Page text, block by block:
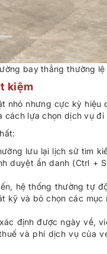
bay thẳng thường
kiệm
nhỏ nhưng cực kỳ
lựa chọn dịch vụ đi
lưu lại lịch sử tìm
duyệt ẩn danh (Ctrl
hệ thống thường tự
và bỏ chọn các
định được ngày về,
và phí dịch vụ của